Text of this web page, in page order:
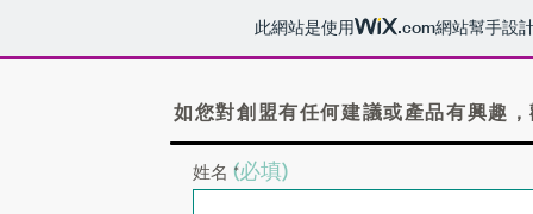
此網站是使用 .com網站幫手設
如您對創盟有任何建議或產品有興趣
(必填)
姓名